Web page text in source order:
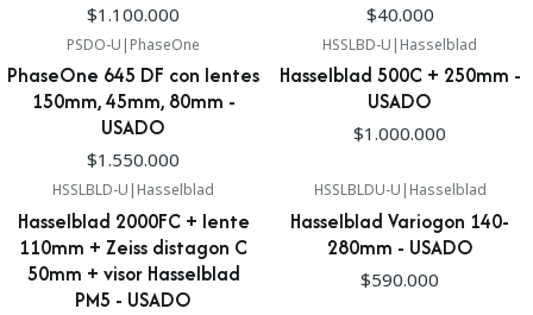
$1.100.000 $40.000
PSDO-U | PhaseOne
PhaseOne 645 DF con lentes
150mm, 45mm, 80mm -
USADO
$1.550.000
HSSLBD-U | Hasselblad
Hasselblad 500C + 250mm -
USADO
$1.000.000
HSSLBLD-U | Hasselblad
Hasselblad 2000FC + lente
110mm + Zeiss distagon C
50mm + visor Hasselblad
PM5 - USADO
HSSLBLDU-U | Hasselblad
Hasselblad Variogon 140-
280mm - USADO
$590.000